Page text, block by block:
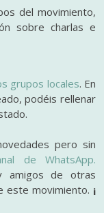
del movimiento,
sobre charlas e
grupos locales. En
podéis rellenar
pero sin
de WhatsApp.
amigos de otras
este movimiento. ¡